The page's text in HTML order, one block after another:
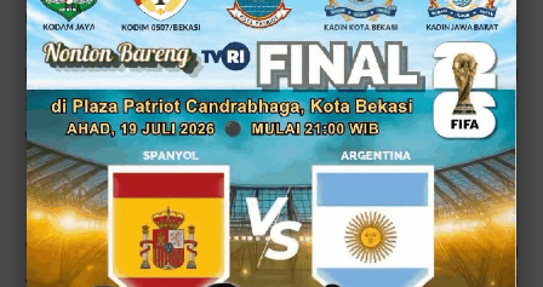
rasa menu unggulannya. Dirinya beserta adiknya pun
berniat untuk memperluas warungnya, karena semakin
hari pelanggannya semakin bertambah dan terkadang BM
28 tak mampu menampung pelanggan saat sedang ramai
dan sibuk jam istirahat makan siang.
"Kapasitas sekarang memang cuma sanggup menampung
40 kursi pengunjung, nanti bila ada kesempatan, kami